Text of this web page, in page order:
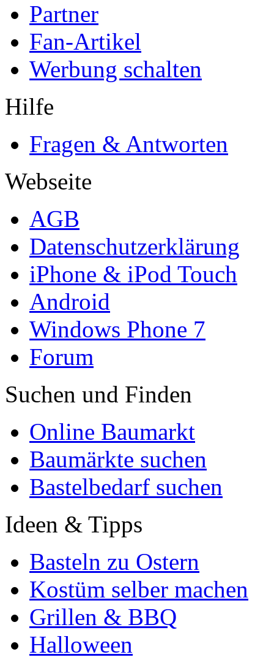
Partner
Fan-Artikel
Werbung schalten
Hilfe
Fragen & Antworten
Webseite
AGB
Datenschutzerklärung
iPhone & iPod Touch
Android
Windows Phone 7
Forum
Suchen und Finden
Online Baumarkt
Baumärkte suchen
Bastelbedarf suchen
Ideen & Tipps
Basteln zu Ostern
Kostüm selber machen
Grillen & BBQ
Halloween